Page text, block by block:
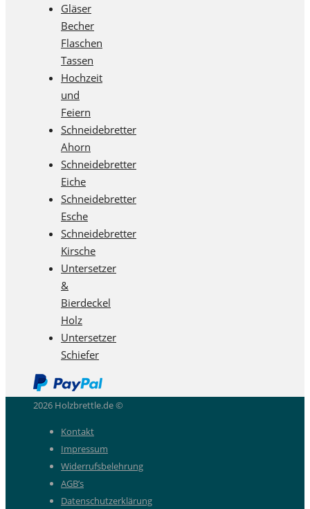
Gläser
Becher
Flaschen
Tassen
Hochzeit
und
Feiern
Schneidebretter
Ahorn
Schneidebretter
Eiche
Schneidebretter
Esche
Schneidebretter
Kirsche
Untersetzer
&
Bierdeckel
Holz
Untersetzer
Schiefer
2026 Holzbrettle.de ©
Kontakt
Impressum
Widerrufsbelehrung
AGB’s
Datenschutzerklärung